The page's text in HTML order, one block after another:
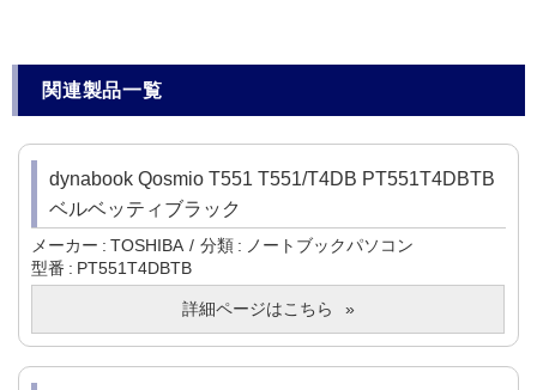
関連製品一覧
dynabook Qosmio T551 T551/T4DB PT551T4DBTB
ベルベッティブラック
メーカー TOSHIBA 分類
ノートブックパソコン
型番
PT551T4DBTB
詳細ページはこちら